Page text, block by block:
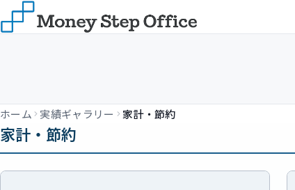
ホーム 実績ギャラリー 家計・節約
家計・節約